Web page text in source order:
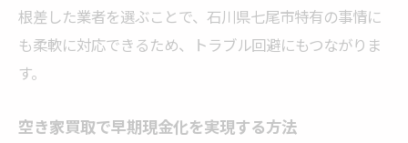
根差した業者を選ぶことで、石川県七尾市特有の事情に
も柔軟に対応できるため、トラブル回避にもつながりま
す。
空き家買取で早期現金化を実現する方法